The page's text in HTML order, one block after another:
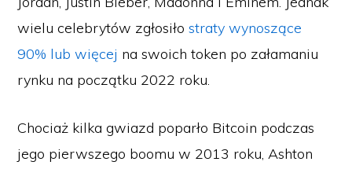
wielu celebrytów zgłosiłostraty wynoszące
90% lub więcej na swoich token po załamaniu
rynku na początku 2022 roku.
Chociaż kilka gwiazd poparło Bitcoin podczas
jego pierwszego boomu w 2013 roku, Ashton